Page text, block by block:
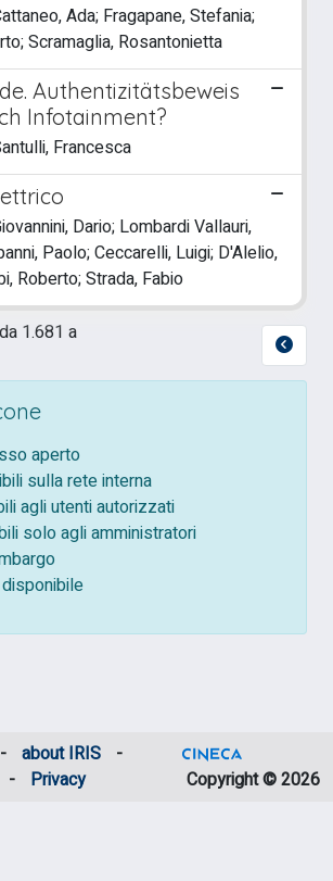
Ada; Fragapane, Stefania;
Scramaglia, Rosantonietta
Authentizitätsbeweis
Infotainment?
Francesca
Dario; Lombardi Vallauri,
Paolo; Ceccarelli, Luigi; D'Alelio,
Roberto; Strada, Fabio
1.681 a
aperto
sulla rete interna
agli utenti autorizzati
solo agli amministratori
- about IRIS
-
- Privacy Copyright © 2026